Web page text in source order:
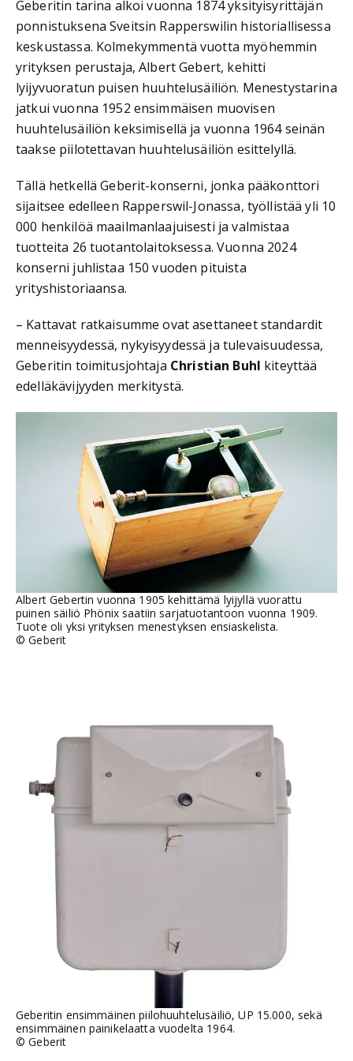
Geberitin tarina alkoi vuonna 1874 yksityisyrittäjän
ponnistuksena Sveitsin Rapperswilin historiallisessa
keskustassa. Kolmekymmentä vuotta myöhemmin
yrityksen perustaja, Albert Gebert, kehitti
lyijyvuoratun puisen huuhtelusäiliön. Menestystarina
jatkui vuonna 1952 ensimmäisen muovisen
huuhtelusäiliön keksimisellä ja vuonna 1964 seinän
taakse piilotettavan huuhtelusäiliön esittelyllä.
Tällä hetkellä Geberit-konserni, jonka pääkonttori
sijaitsee edelleen Rapperswil-Jonassa, työllistää yli 10
000 henkilöä maailmanlaajuisesti ja valmistaa
tuotteita 26 tuotantolaitoksessa. Vuonna 2024
konserni juhlistaa 150 vuoden pituista
yrityshistoriaansa.
– Kattavat ratkaisumme ovat asettaneet standardit
menneisyydessä, nykyisyydessä ja tulevaisuudessa,
Geberitin toimitusjohtaja Christian Buhl kiteyttää
edelläkävijyyden merkitystä.
Albert Gebertin vuonna 1905 kehittämä lyijyllä vuorattu
puinen säiliö Phönix saatiin sarjatuotantoon vuonna 1909.
Tuote oli yksi yrityksen menestyksen ensiaskelista.
©Geberit
Geberitin ensimmäinen piilohuuhtelusäiliö, UP 15.000, sekä
ensimmäinen painikelaatta vuodelta 1964.
©Geberit